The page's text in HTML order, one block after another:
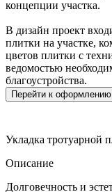
концепции участка.
В дизайн проект
плитки на участке,
цветов плитки с
ведомостью
благоустройства.
Перейти к оформлению
Укладка тротуарной
Описание
Долговечность и